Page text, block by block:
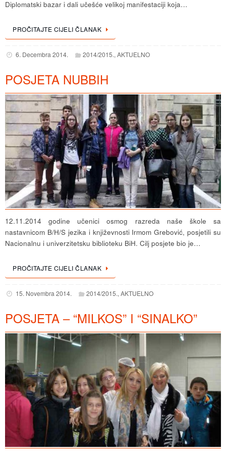
Diplomatski bazar i dali učešće velikoj manifestaciji koja…
PROČITAJTE CIJELI ČLANAK
6. Decembra 2014. 2014/2015.,AKTUELNO
POSJETA NUBBIH
12.11.2014 godine učenici osmog razreda naše škole sa
nastavnicom B/H/S jezika i književnosti Irmom Grebović, posjetili su
Nacionalnu i univerzitetsku biblioteku BiH. Cilj posjete bio je…
PROČITAJTE CIJELI ČLANAK
15. Novembra 2014. 2014/2015.,AKTUELNO
POSJETA – “MILKOS” I “SINALKO”